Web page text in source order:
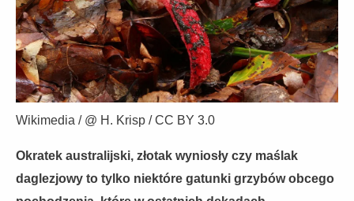
Wikimedia / @ H. Krisp / CC BY 3.0
Okratek australijski, złotak wyniosły czy maślak
daglezjowy to tylko niektóre gatunki grzybów obcego